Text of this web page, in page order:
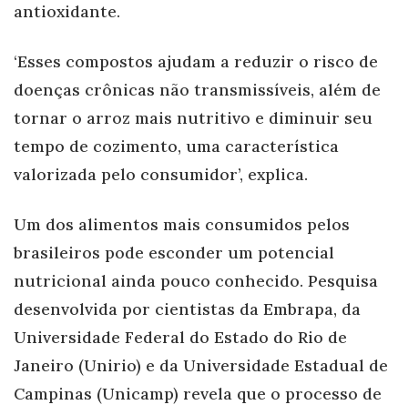
antioxidante.
‘Esses compostos ajudam a reduzir o risco de
doenças crônicas não transmissíveis, além de
tornar o arroz mais nutritivo e diminuir seu
tempo de cozimento, uma característica
valorizada pelo consumidor’, explica.
Um dos alimentos mais consumidos pelos
brasileiros pode esconder um potencial
nutricional ainda pouco conhecido. Pesquisa
desenvolvida por cientistas da Embrapa, da
Universidade Federal do Estado do Rio de
Janeiro (Unirio) e da Universidade Estadual de
Campinas (Unicamp) revela que o processo de